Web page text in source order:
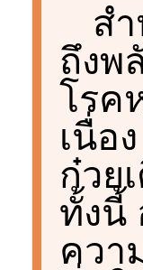
ส
ถึงพ
โรค
เนื่อ
ก๋วย
ทั้งนี้
ควา